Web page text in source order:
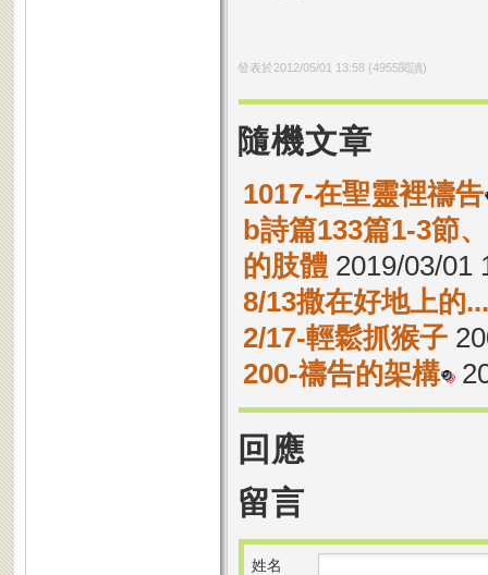
發表於2012/05/01 13:58 (4955閱讀)
隨機文章
1017-在聖靈裡禱告
b詩篇133篇1-3節
的肢體 2019/03/01
8/13撒在好地上的
2/17-輕鬆抓猴子
200-禱告的架構
回應
留言
姓名